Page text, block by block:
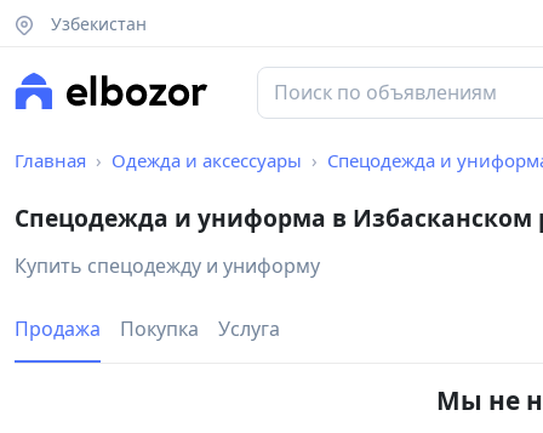
Узбекистан
Главная Одежда и аксессуары Спецодежда и
Спецодежда и униформа в Избасканском
Купить спецодежду и униформу
Продажа Покупка Услуга
Мы не